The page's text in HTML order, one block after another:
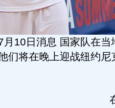
10日消息 国家队在当
们将在晚上迎战纽约尼
在